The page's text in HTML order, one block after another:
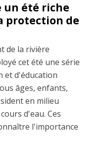
un été riche
protection de
de la rivière
cet été une série
et d'éducation
âges, enfants,
en milieu
d'eau. Ces
l'importance